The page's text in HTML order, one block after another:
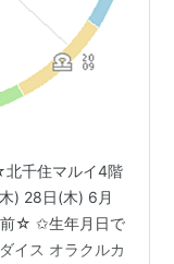
千住マルイ4階
) 28日(木) 6月
☆ ✩生年月日で
イス オラクルカ